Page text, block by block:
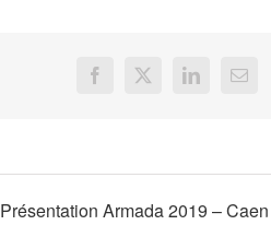
Facebook
X LinkedInEmail
Présentation Armada 2019 – Caen